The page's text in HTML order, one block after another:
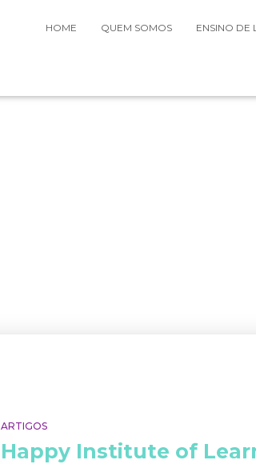
HOME QUEM SOMOS ENSINO DE
ARTIGOS
Happy Institute of